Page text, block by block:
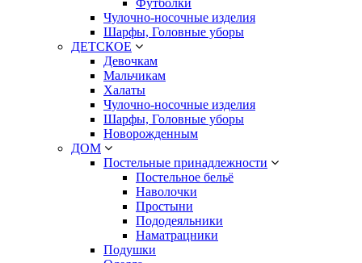
Футболки
Чулочно-носочные изделия
Шарфы, Головные уборы
ДЕТСКОЕ
Девочкам
Мальчикам
Халаты
Чулочно-носочные изделия
Шарфы, Головные уборы
Новорожденным
ДОМ
Постельные принадлежности
Постельное бельё
Наволочки
Простыни
Пододеяльники
Наматрацники
Подушки